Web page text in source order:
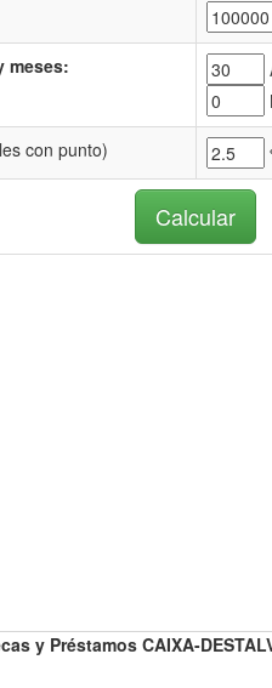
meses:
con punto)
y Préstamos CAIXA-